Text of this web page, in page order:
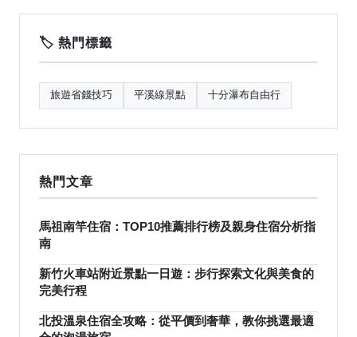
🏷️ 熱門標籤
旅遊省錢技巧 平溪線景點 十分瀑布自由行
熱門文章
馬祖南竿住宿：TOP10推薦排行榜及親身住宿分析指
南
新竹火車站附近景點一日遊：步行探索文化與美食的
完美行程
北投溫泉住宿全攻略：從平價到奢華，教你挑選最適